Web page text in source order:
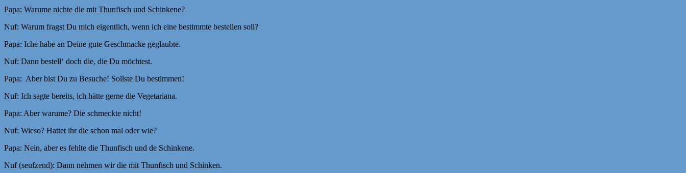
Papa: Warume nichte die mit Thunfisch und Schinkene?
Nuf: Warum fragst Du mich eigentlich, wenn ich eine bestimmte bestellen soll?
Papa: Iche habe an Deine gute Geschmacke geglaubte.
Nuf: Dann bestell‘ doch die, die Du möchtest.
Papa: Aber bist Du zu Besuche! Sollste Du bestimmen!
Nuf: Ich sagte bereits, ich hätte gerne die Vegetariana.
Papa: Aber warume? Die schmeckte nicht!
Nuf: Wieso? Hattet ihr die schon mal oder wie?
Papa: Nein, aber es fehlte die Thunfisch und de Schinkene.
Nuf (seufzend): Dann nehmen wir die mit Thunfisch und Schinken.